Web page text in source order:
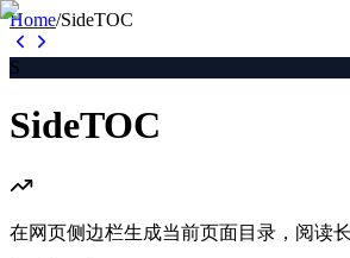
Home/SideTOC
S
SideTOC
在网页侧边栏生成当前页面目录，阅读